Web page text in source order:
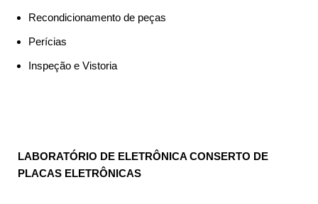
Recondicionamento de peças
Perícias
Inspeção e Vistoria
LABORATÓRIO DE ELETRÔNICA CONSERTO DE
PLACAS ELETRÔNICAS